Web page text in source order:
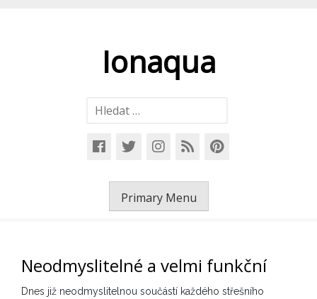
Ionaqua
Vyhledávání
Primary Menu
Neodmyslitelné a velmi funkční
Dnes již neodmyslitelnou součástí každého střešního